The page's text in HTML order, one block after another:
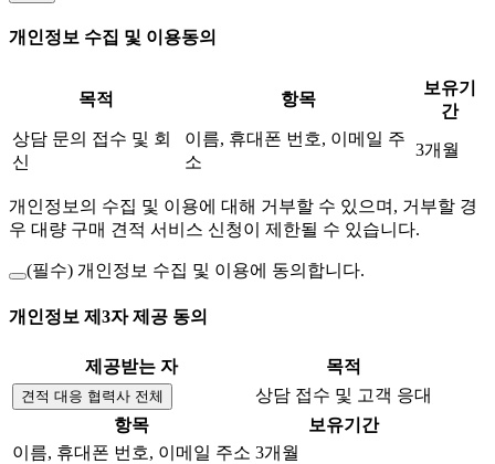
개인정보 수집 및 이용동의
목적 항목
보유기
간
상담 문의 접수 및 회
신
이름, 휴대폰 번호, 이메일 주
소
3개월
개인정보의 수집 및 이용에 대해 거부할 수 있으며, 거부할 경
우 대량 구매 견적 서비스 신청이 제한될 수 있습니다.
(필수) 개인정보 수집 및 이용에 동의합니다.
개인정보 제3자 제공 동의
제공받는 자 목적
견적 대응 협력사 전체
상담 접수 및 고객 응대
항목
보유기간
이름, 휴대폰 번호, 이메일 주소 3개월